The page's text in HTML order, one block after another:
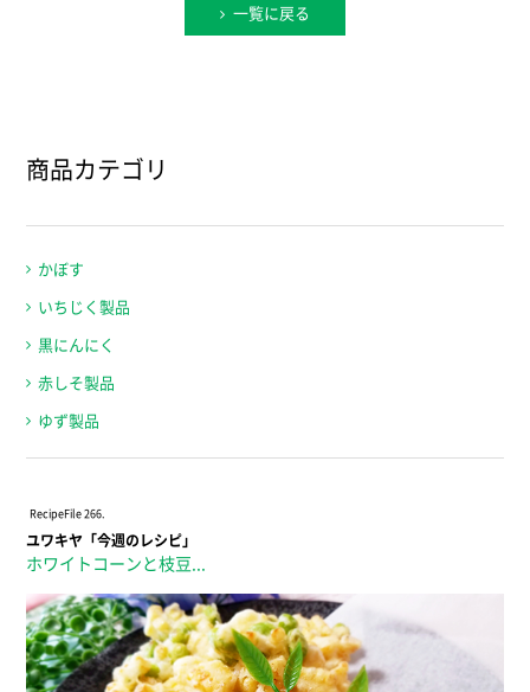
一覧に戻る
商品カテゴリ
かぼす
いちじく製品
黒にんにく
赤しそ製品
ゆず製品
RecipeFile 266.
ユワキヤ「今週のレシピ」
ホワイトコーンと枝豆...